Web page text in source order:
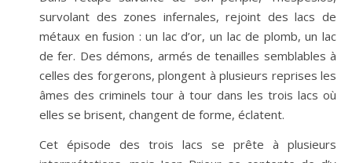
survolant des zones infernales, rejoint des lacs de
métaux en fusion : un lac d’or, un lac de plomb, un lac
de fer. Des démons, armés de tenailles semblables à
celles des forgerons, plongent à plusieurs reprises les
âmes des criminels tour à tour dans les trois lacs où
elles se brisent, changent de forme, éclatent.
Cet épisode des trois lacs se prête à plusieurs